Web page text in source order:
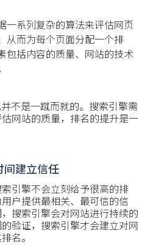
一系列复杂的算法来评估网页
从而为每个页面分配一个排
包括内容的质量、网站的技术
不是一蹴而就的。搜索引擎需
网站的质量，排名的提升是一
间建立信任
引擎不会立刻给予很高的排
户提供最相关、最可信的信
搜索引擎会对网站进行持续的
验证，搜索引擎才会建立对网
名。